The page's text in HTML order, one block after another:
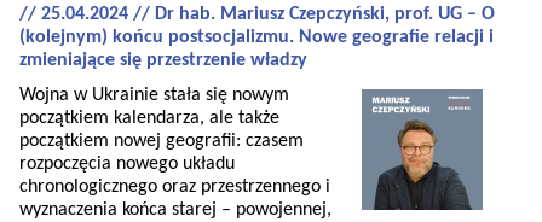
// 25.04.2024 // Dr hab. Mariusz Czepczyński, prof. UG – O
(kolejnym) końcu postsocjalizmu. Nowe geografie relacji i
zmieniające się przestrzenie władzy
Wojna w Ukrainie stała się nowym
początkiem kalendarza, ale także
początkiem nowej geografii: czasem
rozpoczęcia nowego układu
chronologicznego oraz przestrzennego i
wyznaczenia końca starej – powojennej,